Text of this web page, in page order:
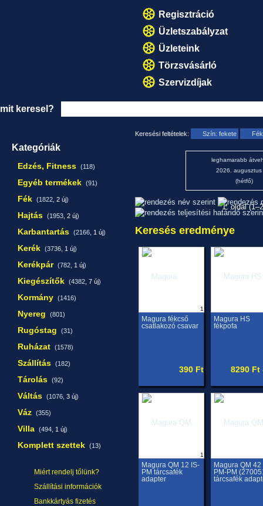
Regisztráció
Üzletszabályzat
Üzleteink
Törzsvásárló
Szervizdíjak
mit keresel?
Kategóriák
Edzés, Fitness (118)
Egyéb termékek (91)
Fék (1822, 2 új)
Hajtás (1953, 2 új)
Karbantartás (2166, 1 új)
Kerék (3736, 1 új)
Kerékpár (782, 1 új)
Kiegészítők (4382, 7 új)
Kormány (1416)
Nyereg (801)
Rugóstag (31)
Ruházat (1578)
Szállítás (182)
Tárolás (92)
Váltás (1076, 3 új)
Váz (355)
Villa (494, 1 új)
Komplett szettek (13)
Miért rendelj tőlünk?
Szállítási információk
Bankkártyás fizetés
Keresési feltételek: Szín: fekete Fék
leghamarabb
2026. augusztus
(hétfő)
1. oldal
Keresés eredménye
1
Magura fékcső
csatlakozó csavar
390 Ft
Magura HS
fékpofa
8290 Ft
1
Magura QM 12 IS-
PM tárcsafék
adapter
Magura QM 42
PM-PM
tárcsafék